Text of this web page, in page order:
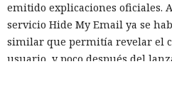
emitido explicaciones oficiales.
servicio Hide My Email ya se
similar que permitía revelar el
usuario, y poco después del